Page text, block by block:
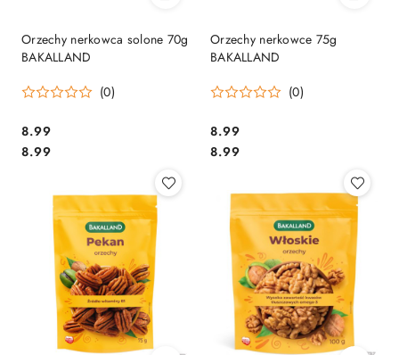
Orzechy nerkowca solone 70g
BAKALLAND
(0)
Cena:
8.99
Cena:
8.99
Orzechy nerkowce 75g
BAKALLAND
(0)
Cena:
8.99
Cena:
8.99